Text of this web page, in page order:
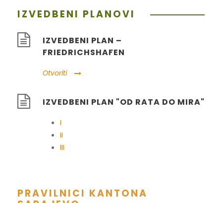
IZVEDBENI PLANOVI
IZVEDBENI PLAN –
FRIEDRICHSHAFEN
Otvoriti
IZVEDBENI PLAN "OD RATA DO MIRA"
I
II
III
PRAVILNICI KANTONA